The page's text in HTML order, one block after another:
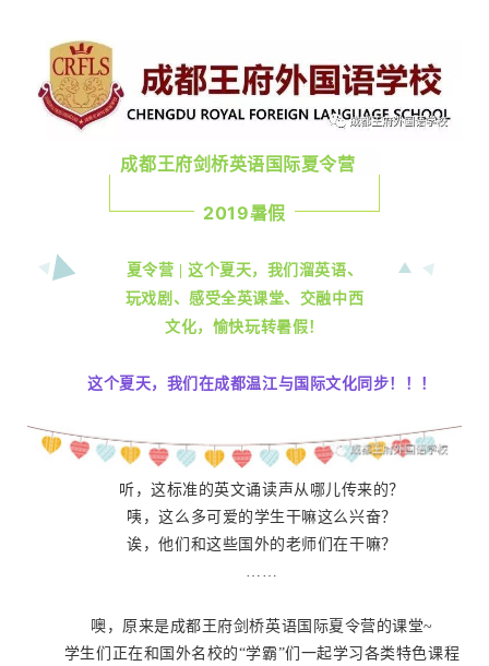
成都王府剑桥英语国际夏令营
2019暑假
夏令营 | 这个夏天，我们溜英语、
玩戏剧、感受全英课堂、交融中西
文化，愉快玩转暑假！
这个夏天，我们在成都温江与国际文化同步！ ！！
听，这标准的英文诵读声从哪儿传来的？
咦，这么多可爱的学生干嘛这么兴奋？
诶，他们和这些国外的老师们在干嘛？
……
噢，原来是成都王府剑桥英语国际夏令营的课堂~
学生们正在和国外名校的“学霸”们一起学习各类特色课程